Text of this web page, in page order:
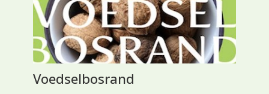
Voedselbosrand